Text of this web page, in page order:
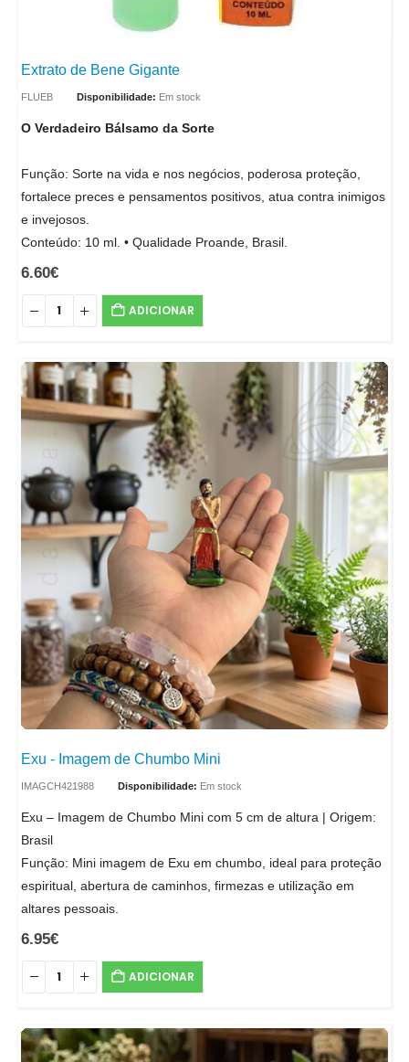
Extrato de Bene Gigante
FLUEB Disponibilidade: Em stock
O Verdadeiro Bálsamo da Sorte
Função: Sorte na vida e nos negócios, poderosa proteção,
fortalece preces e pensamentos positivos, atua contra inimigos
e invejosos.
Conteúdo: 10 ml. • Qualidade Proande, Brasil.
6.60€
ADICIONAR
Exu - Imagem de Chumbo Mini
IMAGCH421988 Disponibilidade: Em stock
Exu – Imagem de Chumbo Mini com 5 cm de altura | Origem:
Brasil
Função: Mini imagem de Exu em chumbo, ideal para proteção
espiritual, abertura de caminhos, firmezas e utilização em
altares pessoais.
6.95€
ADICIONAR